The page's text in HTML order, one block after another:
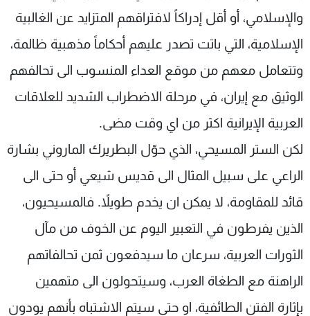
والإسلامي، أو أقل إدراكاً لافتراقهم المتزايد عن الغالبية
الإسلامية، التي باتت تصدر عليهم أحكاماً مذهبية ظالمة،
وتتعامل معهم من موقع العداء المنسوب الى تحالفهم
الوثيق مع إيران، في مرحلة الاضطراب الشديد للعلاقات
العربية الإيرانية اكثر من اي وقت مضى.
لكن الستر المسيحي، الذي حوّل البطريرك الماروني بشارة
الراعي على سبيل المثال الى قديس شيعي أو حتى الى
قائد للمقاومة، لا يمكن ان يخدم طويلاً. فالمسيحيون،
الذين يفرطون في التعبير اليوم عن الخوف من مآل
الثورات العربية، سرعان ما سيدفعون ثمن تحالفاتهم
الراهنة مع الطغاة العرب، وسيتحولون الى متهمين
بإثارة الفتن الطائفية، او حتى سيتم الاشتباه بأنهم يودون